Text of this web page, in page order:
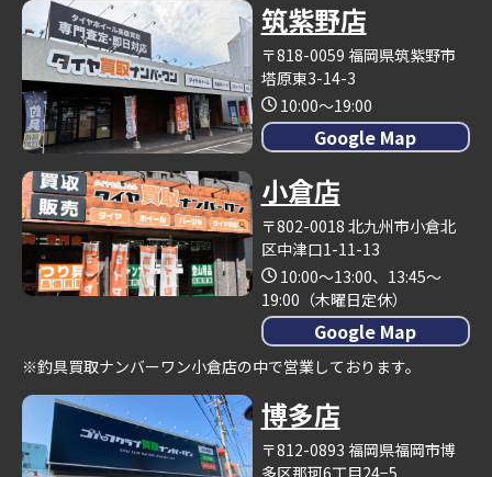
筑紫野店
〒818-0059 福岡県筑紫野市
塔原東3-14-3
10:00～19:00
Google Map
小倉店
〒802-0018 北九州市小倉北
区中津口1-11-13
10:00～13:00、13:45～
19:00（木曜日定休）
Google Map
※釣具買取ナンバーワン小倉店の中で営業しております。
博多店
〒812-0893 福岡県福岡市博
多区那珂6丁目24−5